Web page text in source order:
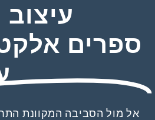
ספרים
אל מול הסביבה המקוונת